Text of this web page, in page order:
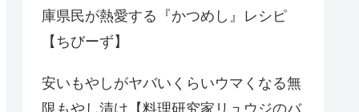
庫県民が熱愛する『かつめし』レシピ
【ちびーず】
安いもやしがヤバいくらいウマくなる無